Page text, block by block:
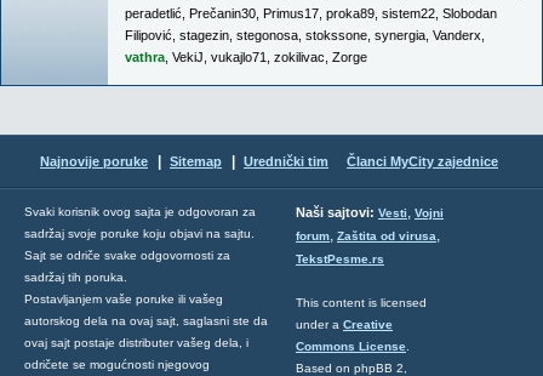
peradetlić Prečanin30 Primus17 proka89 sistem22 Slobodan
Filipović stagezin stegonosa stokssone synergia Vanderx
vathra VekiJ vukajlo71 zokilivac Zorge
Najnovije poruke Sitemap Urednički tim Članci MyCity zajednice
Svaki korisnik ovog sajta je odgovoran za
sadržaj svoje poruke koju objavi na sajtu.
Sajt se odriče svake odgovornosti za
sadržaj tih poruka.
Postavljanjem vaše poruke ili vašeg
autorskog dela na ovaj sajt, saglasni ste da
ovaj sajt postaje distributer vašeg dela, i
odričete se mogućnosti njegovog
Naši sajtovi: Vesti, Vojni
forum, Zaštita od virusa,
TekstPesme.rs
This content is licensed
under a Creative
Commons License
Based on phpBB 2,